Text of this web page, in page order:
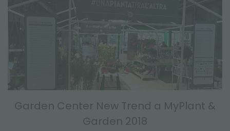
Garden Center New Trend a MyPlant &
Garden 2018